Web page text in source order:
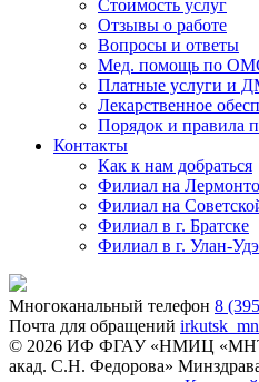
Стоимость услуг
Отзывы о работе
Вопросы и ответы
Мед. помощь по
Платные услуги и
Лекарственное
Порядок и правила
Контакты
Как к нам добраться
Филиал на
Филиал на
Филиал в г. Братске
Филиал в г. Улан-Удэ
Многоканальный телефон 8
Почта для обращений
© 2026 ИФ ФГАУ «НМИЦ
акад. С.Н. Федорова»